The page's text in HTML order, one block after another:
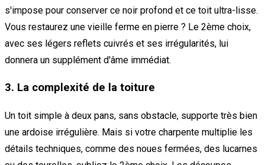
s'impose pour conserver ce noir profond et ce toit ultra-lisse.
Vous restaurez une vieille ferme en pierre ? Le 2ème choix,
avec ses légers reflets cuivrés et ses irrégularités, lui
donnera un supplément d'âme immédiat.
3. La complexité de la toiture
Un toit simple à deux pans, sans obstacle, supporte très bien
une ardoise irrégulière. Mais si votre charpente multiplie les
détails techniques, comme des noues fermées, des lucarnes